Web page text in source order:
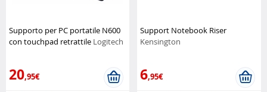
Supporto per PC portatile N600
con touchpad retrattile Logitech
20,95€
Support Notebook Riser
Kensington
6,95€